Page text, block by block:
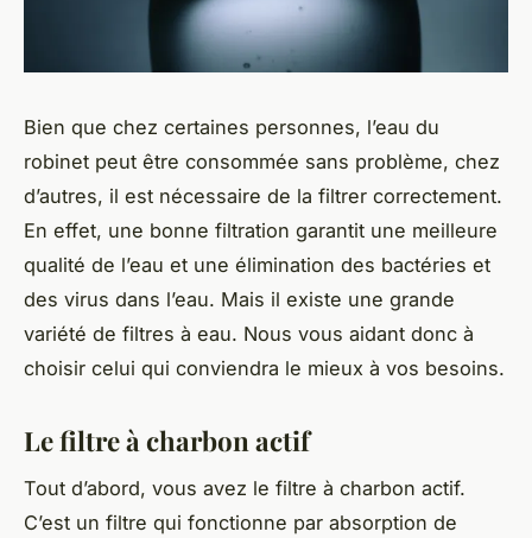
Bien que chez certaines personnes, l’eau du
robinet peut être consommée sans problème, chez
d’autres, il est nécessaire de la filtrer correctement.
En effet, une bonne filtration garantit une meilleure
qualité de l’eau et une élimination des bactéries et
des virus dans l’eau. Mais il existe une grande
variété de filtres à eau. Nous vous aidant donc à
choisir celui qui conviendra le mieux à vos besoins.
Le filtre à charbon actif
Tout d’abord, vous avez le filtre à charbon actif.
C’est un filtre qui fonctionne par absorption de